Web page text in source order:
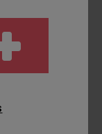
% Baumwolle